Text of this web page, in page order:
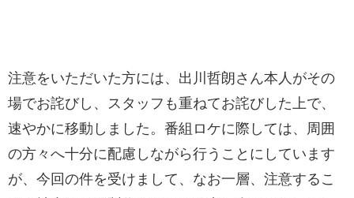
注意をいただいた方には、出川哲朗さん本人がその
場でお詫びし、スタッフも重ねてお詫びした上で、
速やかに移動しました。番組ロケに際しては、周囲
の方々へ十分に配慮しながら行うことにしています
が、今回の件を受けまして、なお一層、注意するこ